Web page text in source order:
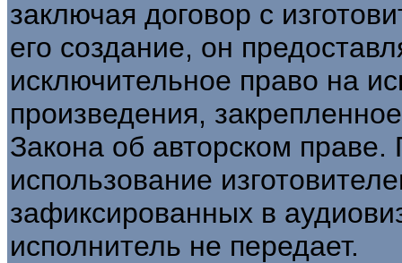
заключая договор с
его создание, он
исключительное право на
произведения,
Закона об авторском
использование
зафиксированных в
исполнитель не передает.